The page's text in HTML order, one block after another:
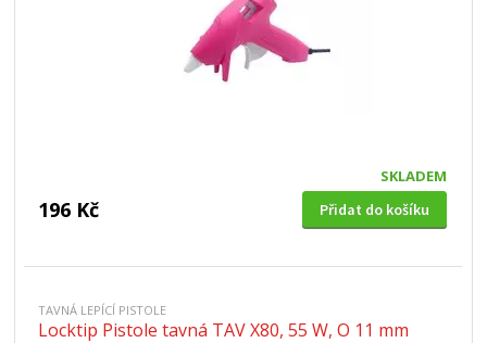
SKLADEM
196 Kč Přidat do košíku
TAVNÁ LEPÍCÍ PISTOLE
Locktip Pistole tavná TAV X80, 55 W, O 11 mm